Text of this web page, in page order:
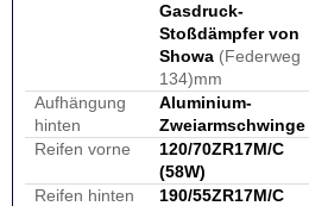
Gasdruck-
Stoßdämpfer von
Showa (Federweg
134)mm
Aufhängung
hinten
Aluminium-
Zweiarmschwinge
Reifen vorne
120/70ZR17M/C
(58W)
Reifen hinten
190/55ZR17M/C